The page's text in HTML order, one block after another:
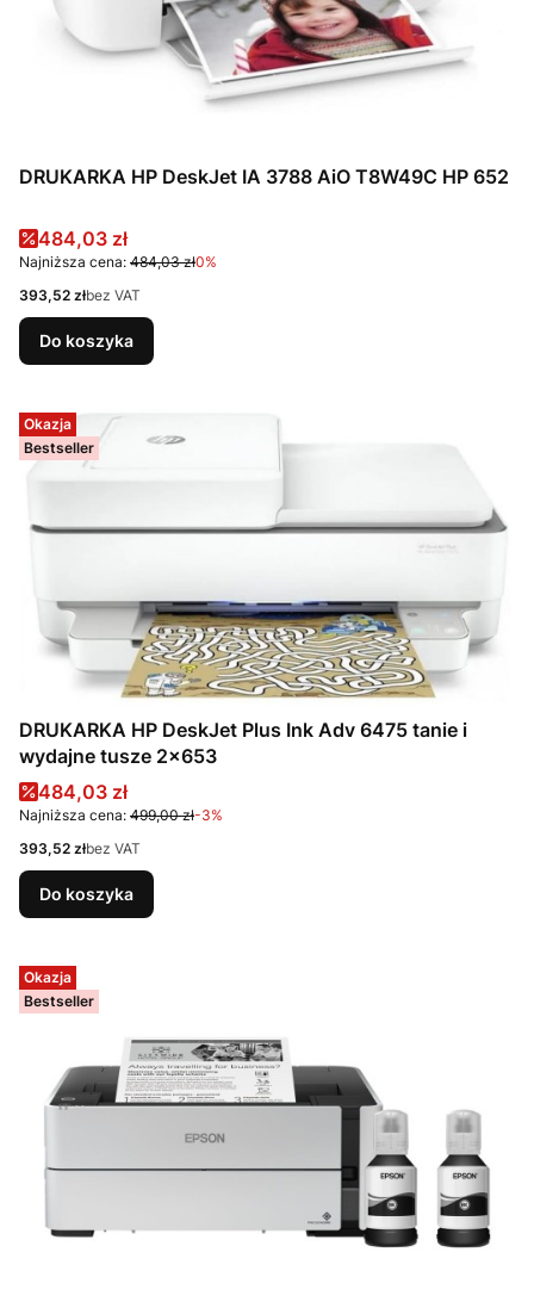
DRUKARKA HP DeskJet IA 3788 AiO T8W49C HP 652
Cena promocyjna
484,03 zł
Najniższa cena: 484,03 zł0%
Cena
393,52 złbez VAT
Do koszyka
Okazja
Bestseller
DRUKARKA HP DeskJet Plus Ink Adv 6475 tanie i
wydajne tusze 2x653
Cena promocyjna
484,03 zł
Najniższa cena: 499,00 zł-3%
Cena
393,52 złbez VAT
Do koszyka
Okazja
Bestseller